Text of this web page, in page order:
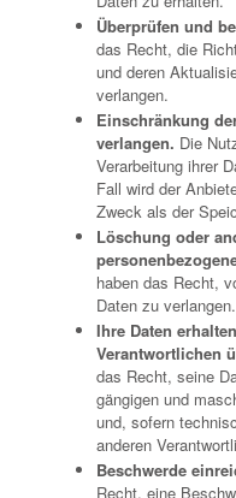
Überprüfen und
das Recht, die
und deren
verlangen.
Einschränkung
verlangen. Die
Verarbeitung ihrer
Fall wird der
Zweck als der
Löschung oder
haben das Recht,
Daten zu verlangen.
Ihre Daten
Verantwortlichen
das Recht, seine
gängigen und
und, sofern
anderen
Beschwerde
Recht, eine